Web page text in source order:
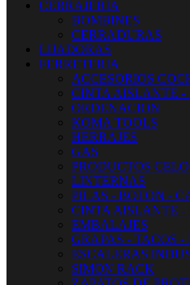
CERRAJERIA
BOMBINES
CERRADURAS
LIJADORAS
FERRETERIA
ACCESORIOS
CINTA AISLANTE -
ORDENACION
KOMA TOOLS
HERRAJES
GAS
PRODUCTOS CELO
LINTERNAS
PILAS - BOTON -
CINTA AISLANTE -
EMBALAJES
GRAPAS - TACOS -
ESCALERAS
SIMON RACK